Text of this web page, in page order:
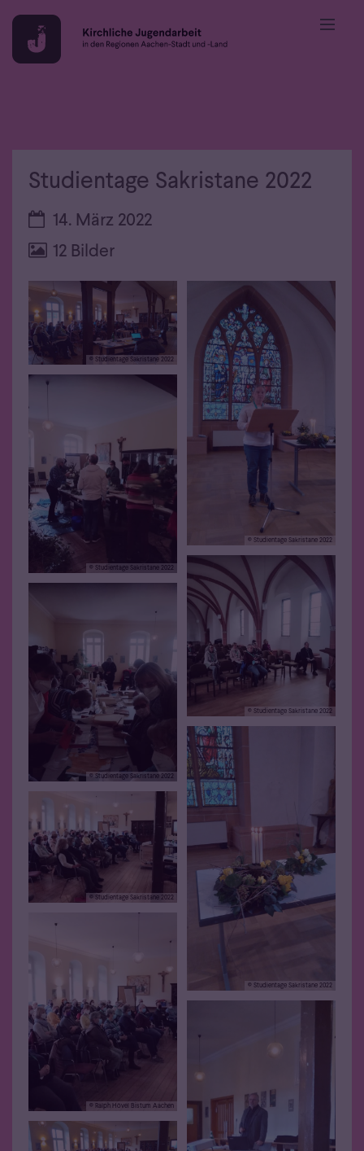
Zum Inhalt springen
Studientage Sakristane 2022
Datum:
14. März 2022
12 Bilder
© Studientage Sakristane 2022
© Studientage Sakristane 2022
© Studientage Sakristane 2022
© Studientage Sakristane 2022
© Studientage Sakristane 2022
© Studientage Sakristane 2022
© Studientage Sakristane 2022
© Ralph Hövel Bistum Aachen